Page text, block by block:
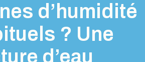
d’humidité
? Une
d’eau